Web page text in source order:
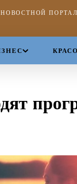
НОВОСТНОЙ ПОРТАЛ